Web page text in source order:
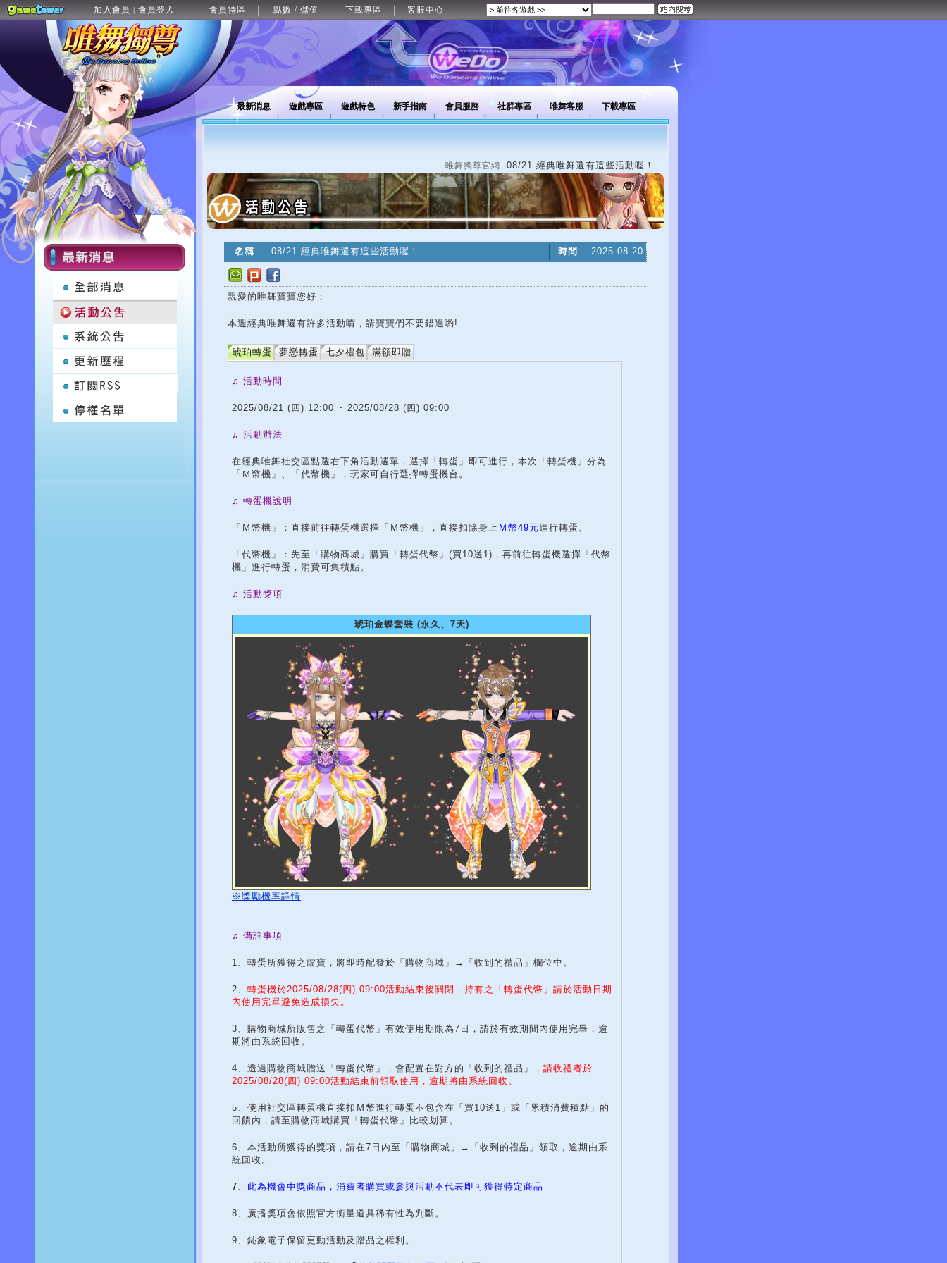
加入會員 | 會員登入 會員特區 點數 / 儲值 下載專區 客服中心
最新消息 遊戲專區 遊戲特色 新手指南 會員服務 社群專區 唯舞客服 下載專區
唯舞獨尊官網 ‧08/21 經典唯舞還有這些活動喔！
名稱 08/21 經典唯舞還有這些活動喔！ 時間 2025-08-20
親愛的唯舞寶寶您好：
本週經典唯舞還有許多活動唷，請寶寶們不要錯過喲!
琥珀轉蛋 夢戀轉蛋 七夕禮包 滿額即贈
♫ 活動時間
2025/08/21 (四) 12:00 ~ 2025/08/28 (四) 09:00
♫ 活動辦法
在經典唯舞社交區點選右下角活動選單，選擇「轉蛋」即可進行，本次「轉蛋機」分為
「Ｍ幣機」、「代幣機」，玩家可自行選擇轉蛋機台。
♫ 轉蛋機說明
「Ｍ幣機」：直接前往轉蛋機選擇「Ｍ幣機」，直接扣除身上 Ｍ幣49元進行轉蛋。
「代幣機」：先至「購物商城」購買「轉蛋代幣」(買10送1)，再前往轉蛋機選擇「代幣
機」進行轉蛋，消費可集積點。
♫ 活動獎項
琥珀金蝶套裝 (永久、7天)
※獎勵機率詳情
♫ 備註事項
1、轉蛋所獲得之虛寶，將即時配發於「購物商城」→「收到的禮品」欄位中。
2、 轉蛋機於2025/08/28(四) 09:00活動結束後關閉，持有之「轉蛋代幣」請於活動日期
內使用完畢避免造成損失。
3、購物商城所販售之「轉蛋代幣」有效使用期限為7日，請於有效期間內使用完畢，逾
期將由系統回收。
4、透過購物商城贈送「轉蛋代幣」，會配置在對方的「收到的禮品」， 請收禮者於
2025/08/28(四) 09:00活動結束前領取使用，逾期將由系統回收。
5、使用社交區轉蛋機直接扣Ｍ幣進行轉蛋不包含在「買10送1」或「累積消費積點」的
回饋內，請至購物商城購買「轉蛋代幣」比較划算。
6、本活動所獲得的獎項，請在7日內至「購物商城」→「收到的禮品」領取，逾期由系
統回收。
7、 此為機會中獎商品，消費者購買或參與活動不代表即可獲得特定商品
8、廣播獎項會依照官方衡量道具稀有性為判斷。
9、鈊象電子保留更動活動及贈品之權利。